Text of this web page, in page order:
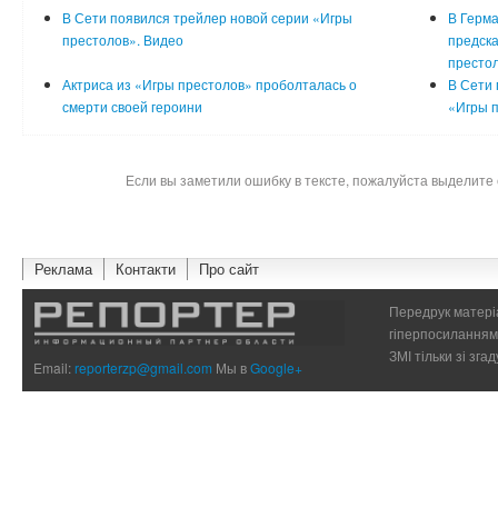
В Сети появился трейлер новой серии «Игры
престолов». Видео
В
Актриса из «Игры престолов» проболталась о
смерти своей героини
В Сети
«Игры
Если вы заметили ошибку в тексте, пожалуйста
Реклама Контакти Про сайт
Email:reporterzp@gmail.com Мы вGoogle+
Передрук
ЗМІ тільки зі